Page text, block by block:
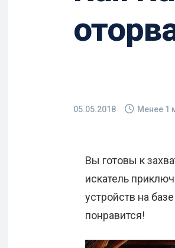
05.05.2018 Менее 1
Вы готовы к
искатель
устройств на
понравится!